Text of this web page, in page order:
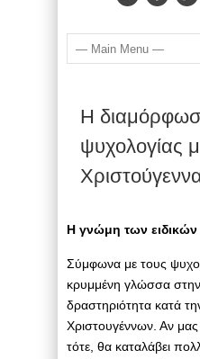
Η
ψυχολογίας
Η γνώμη των ειδικών
Σύμφωνα με τους
κρυμμένη γλώσσα στην
δραστηριότητα κατά
Χριστουγέννων. Αν μας
τότε, θα καταλάβει